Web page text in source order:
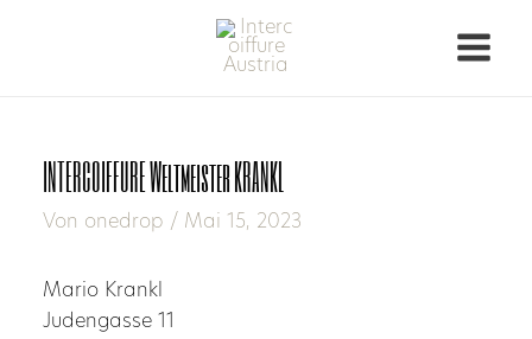
INTERCOIFFURE Weltmeister KRANKL
Von onedrop / Mai 15, 2023
Mario Krankl
Judengasse 11